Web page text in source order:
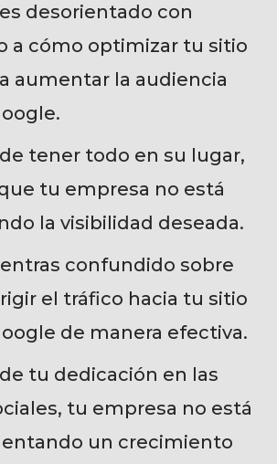
desorientado con
a cómo optimizar tu sitio
aumentar la audiencia
tener todo en su lugar,
tu empresa no está
la visibilidad deseada.
confundido sobre
el tráfico hacia tu sitio
de manera efectiva.
tu dedicación en las
tu empresa no está
un crecimiento